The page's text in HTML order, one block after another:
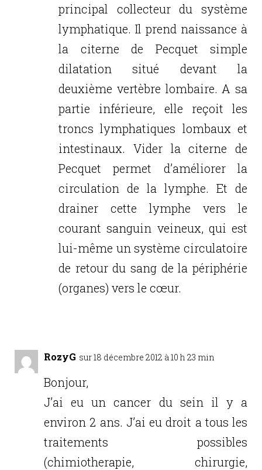
principal collecteur du système
lymphatique. Il prend naissance à
la citerne de Pecquet simple
dilatation situé devant la
deuxième vertèbre lombaire. A sa
partie inférieure, elle reçoit les
troncs lymphatiques lombaux et
intestinaux. Vider la citerne de
Pecquet permet d’améliorer la
circulation de la lymphe. Et de
drainer cette lymphe vers le
courant sanguin veineux, qui est
lui-même un système circulatoire
de retour du sang de la périphérie
(organes) vers le cœur.
RozyG sur 18 décembre 2012 à 10 h 23 min
Bonjour,
J’ai eu un cancer du sein il y a
environ 2 ans. J’ai eu droit a tous les
traitements possibles
(chimiotherapie, chirurgie,